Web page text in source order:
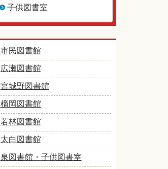
子供図書室
市民図書館
広瀬図書館
宮城野図書館
榴岡図書館
若林図書館
太白図書館
泉図書館・子供図書室